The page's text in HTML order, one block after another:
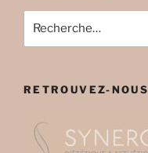
pour
RETROUVEZ-NOUS